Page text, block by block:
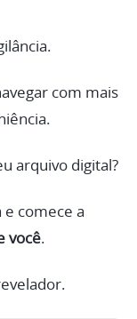
com mais
arquivo digital?
e comece a
você.